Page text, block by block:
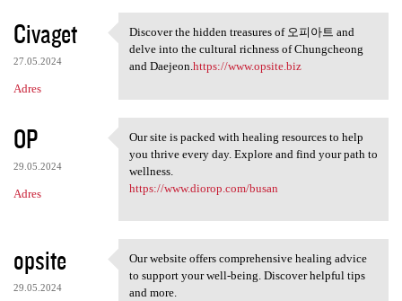
Civaget
27.05.2024
Adres
Discover the hidden treasures
Discover the hidden treasures of 오피아트 and
delve into the cultural richness of Chungcheong
and Daejeon.https://www.opsite.biz
OP
29.05.2024
Adres
Our site is packed with
Our site is packed with healing resources to help
you thrive every day. Explore and find your path to
wellness.
https://www.diorop.com/busan
opsite
29.05.2024
Our website offers
Our website offers comprehensive healing advice
to support your well-being. Discover helpful tips
and more.